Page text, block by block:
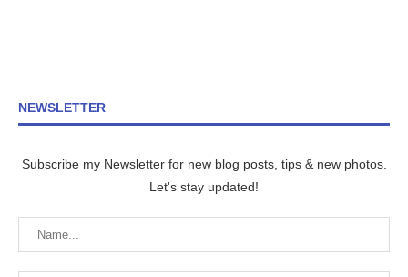
NEWSLETTER
Subscribe my Newsletter for new blog posts, tips & new photos.
Let's stay updated!